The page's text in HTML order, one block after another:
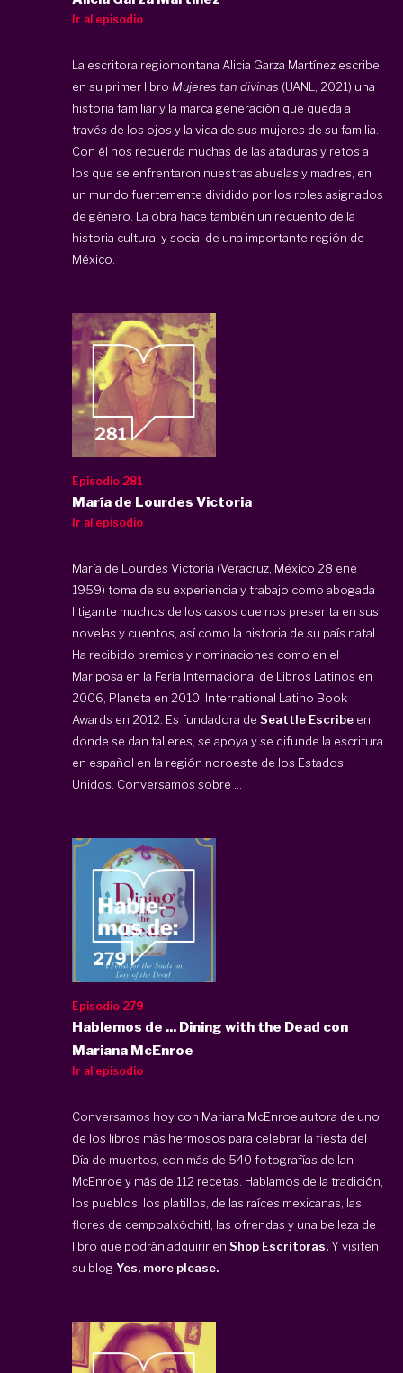
Ir al episodio
La escritora regiomontana Alicia Garza Martínez escribe
en su primer libro Mujeres tan divinas (UANL, 2021) una
historia familiar y la marca generación que queda a
través de los ojos y la vida de sus mujeres de su familia.
Con él nos recuerda muchas de las ataduras y retos a
los que se enfrentaron nuestras abuelas y madres, en
un mundo fuertemente dividido por los roles asignados
de género. La obra hace también un recuento de la
historia cultural y social de una importante región de
México.
Episodio 281
María de Lourdes Victoria
Ir al episodio
María de Lourdes Victoria (Veracruz, México 28 ene
1959) toma de su experiencia y trabajo como abogada
litigante muchos de los casos que nos presenta en sus
novelas y cuentos, así como la historia de su país natal.
Ha recibido premios y nominaciones como en el
Mariposa en la Feria Internacional de Libros Latinos en
2006, Planeta en 2010, International Latino Book
Awards en 2012. Es fundadora de Seattle Escribe en
donde se dan talleres, se apoya y se difunde la escritura
en español en la región noroeste de los Estados
Unidos. Conversamos sobre ...
Episodio 279
Hablemos de ... Dining with the Dead con
Mariana McEnroe
Ir al episodio
Conversamos hoy con Mariana McEnroe autora de uno
de los libros más hermosos para celebrar la fiesta del
Día de muertos, con más de 540 fotografías de Ian
McEnroe y más de 112 recetas. Hablamos de la tradición,
los pueblos, los platillos, de las raíces mexicanas, las
flores de cempoalxóchitl, las ofrendas y una belleza de
libro que podrán adquirir en Shop Escritoras. Y visiten
su blog Yes, more please.